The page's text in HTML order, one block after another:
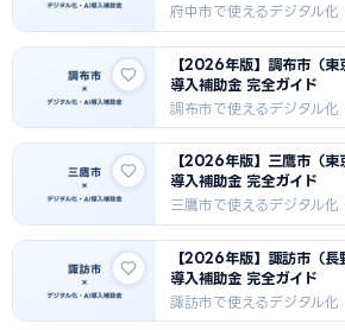
刷・食品加工・IT向けDX
府中市で使えるデジタル化
助金を徹底解説。IT導入補
づくり補助金・市独自補助
法・採択事例・支援機関
年最新版でお届けします。
（東芝）・電子部品・食品
補助金情報。
【2026年版】調布市（東
導入補助金 完全ガイド
調布市で使えるデジタル化
助金を徹底解説。IT導入補
づくり補助金・市独自補助
法・採択事例・支援機関
年最新版でお届けします。
コンテンツ・電子機器・食
助金情報。
【2026年版】三鷹市（東
導入補助金 完全ガイド
三鷹市で使えるデジタル化
助金を徹底解説。IT導入補
づくり補助金・市独自補助
法・採択事例・支援機関
年最新版でお届けします。
（日本無線）・IT・研究開
助金情報。
【2026年版】諏訪市（長
導入補助金 完全ガイド
諏訪市で使えるデジタル化
助金を徹底解説。IT導入補